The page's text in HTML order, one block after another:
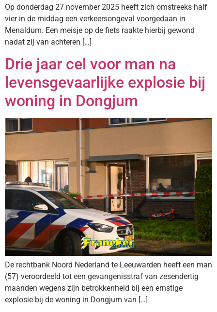
Op donderdag 27 november 2025 heeft zich omstreeks half
vier in de middag een verkeersongeval voorgedaan in
Menaldum. Een meisje op de fiets raakte hierbij gewond
nadat zij van achteren […]
Drie jaar cel voor man na
levensgevaarlijke explosie bij
woning in Dongjum
De rechtbank Noord Nederland te Leeuwarden heeft een man
(57) veroordeeld tot een gevangenisstraf van zesendertig
maanden wegens zijn betrokkenheid bij een ernstige
explosie bij de woning in Dongjum van […]